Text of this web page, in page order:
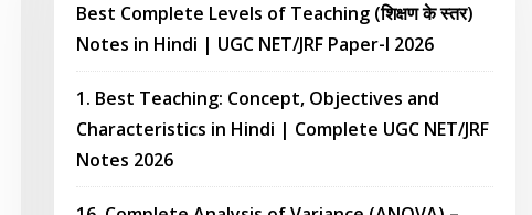
Best Complete Levels of Teaching (शिक्षण के स्तर)
Notes in Hindi | UGC NET/JRF Paper-I 2026
1. Best Teaching: Concept, Objectives and
Characteristics in Hindi | Complete UGC NET/JRF
Notes 2026